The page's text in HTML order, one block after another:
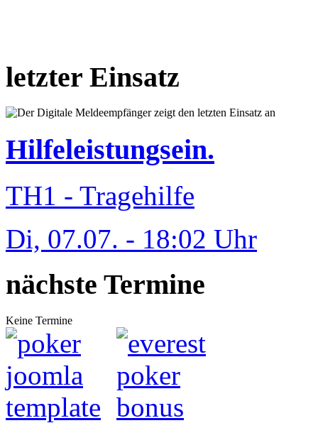
letzter Einsatz
Hilfeleistungsein.
TH1 - Tragehilfe
Di, 07.07. - 18:02 Uhr
nächste Termine
Keine Termine